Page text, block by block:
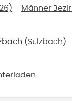
– Männer
( Sulzbach )